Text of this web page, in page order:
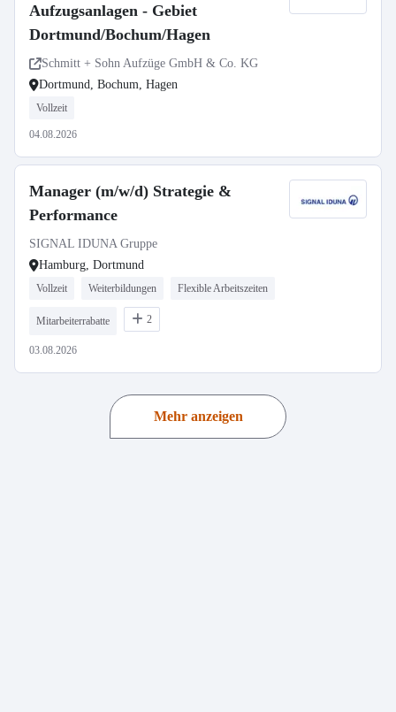
Aufzugsanlagen - Gebiet
Dortmund/Bochum/Hagen
Schmitt + Sohn Aufzüge GmbH & Co. KG
Dortmund, Bochum, Hagen
Vollzeit
04.08.2026
Manager (m/w/d) Strategie &
Performance
SIGNAL IDUNA Gruppe
Hamburg, Dortmund
Vollzeit Weiterbildungen Flexible Arbeitszeiten
Mitarbeiterrabatte 2
03.08.2026
Mehr anzeigen